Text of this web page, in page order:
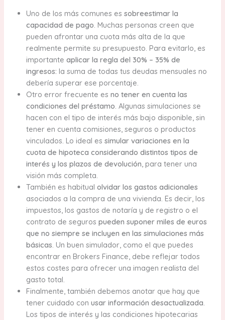
Uno de los más comunes es sobreestimar la
capacidad de pago. Muchas personas creen que
pueden afrontar una cuota más alta de la que
realmente permite su presupuesto. Para evitarlo, es
importante aplicar la regla del 30% – 35% de
ingresos: la suma de todas tus deudas mensuales no
debería superar ese porcentaje.
Otro error frecuente es no tener en cuenta las
condiciones del préstamo. Algunas simulaciones se
hacen con el tipo de interés más bajo disponible, sin
tener en cuenta comisiones, seguros o productos
vinculados. Lo ideal es simular variaciones en la
cuota de hipoteca considerando distintos tipos de
interés y los plazos de devolución, para tener una
visión más completa.
También es habitual olvidar los gastos adicionales
asociados a la compra de una vivienda. Es decir, los
impuestos, los gastos de notaría y de registro o el
contrato de seguros pueden suponer miles de euros
que no siempre se incluyen en las simulaciones más
básicas. Un buen simulador, como el que puedes
encontrar en Brokers Finance, debe reflejar todos
estos costes para ofrecer una imagen realista del
gasto total.
Finalmente, también debemos anotar que hay que
tener cuidado con usar información desactualizada.
Los tipos de interés y las condiciones hipotecarias